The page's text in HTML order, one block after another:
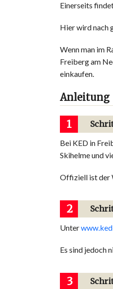
Einerseits
Hier wird nach
Wenn man im
Freiberg am
einkaufen.
Anleitung
1
Bei KED in
Skihelme und
Offiziell ist der
2
Unter
Es sind jedoch
3